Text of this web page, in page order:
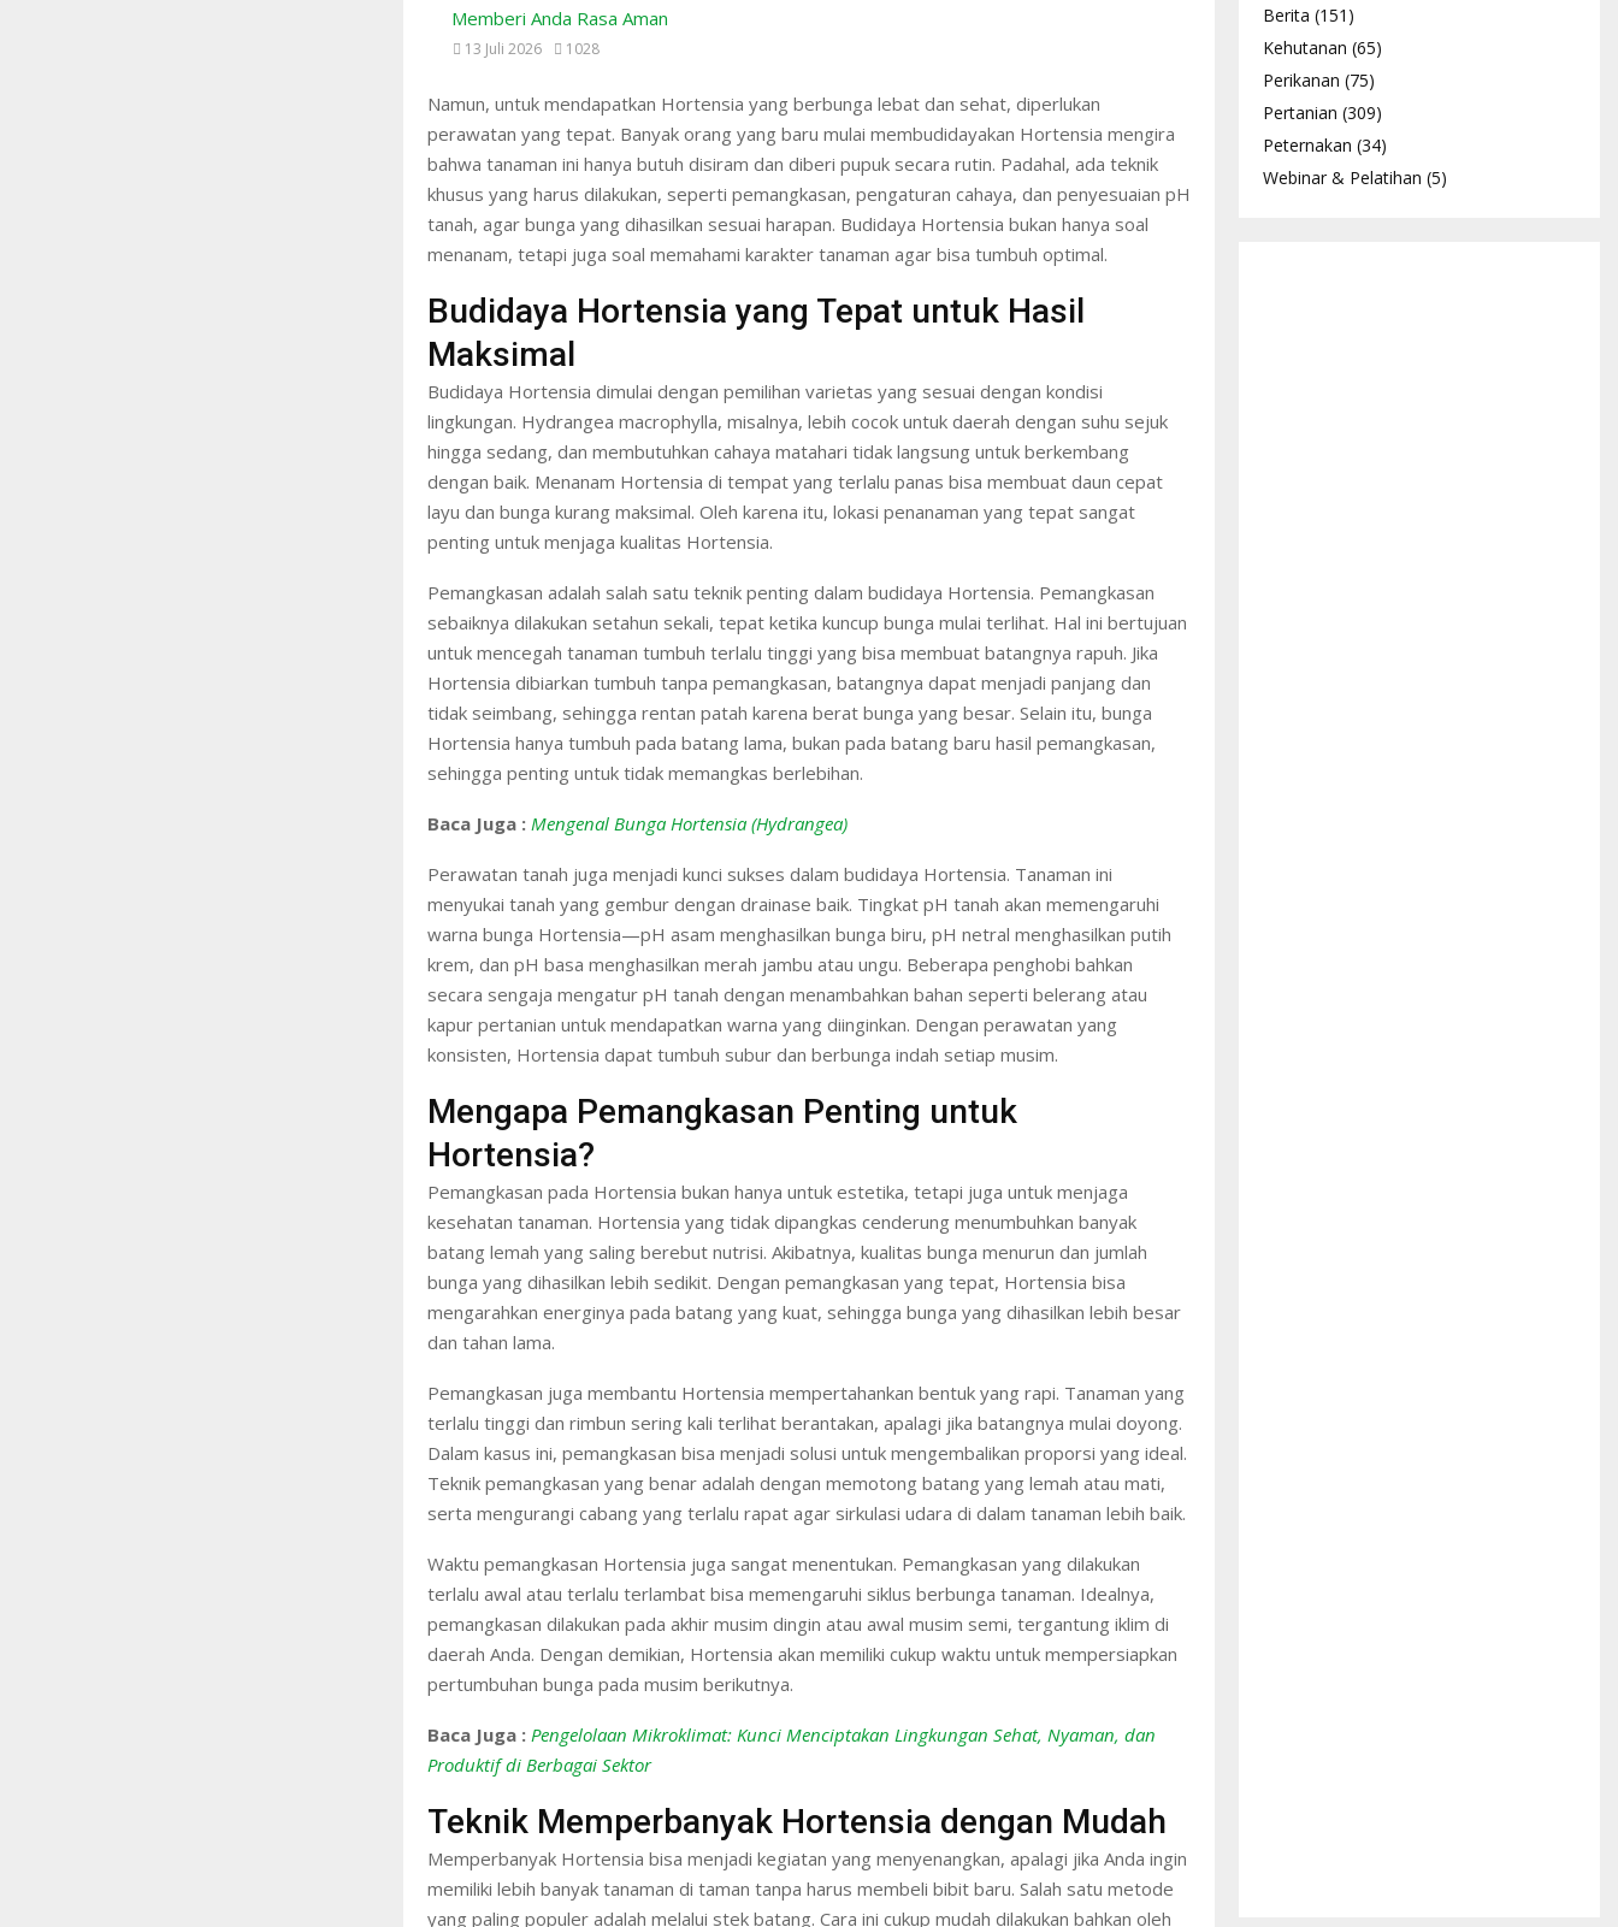
Memberi Anda Rasa Aman
13 Juli 2026 1028
Namun, untuk mendapatkan Hortensia yang berbunga lebat dan sehat, diperlukan
perawatan yang tepat. Banyak orang yang baru mulai membudidayakan Hortensia mengira
bahwa tanaman ini hanya butuh disiram dan diberi pupuk secara rutin. Padahal, ada teknik
khusus yang harus dilakukan, seperti pemangkasan, pengaturan cahaya, dan penyesuaian pH
tanah, agar bunga yang dihasilkan sesuai harapan. Budidaya Hortensia bukan hanya soal
menanam, tetapi juga soal memahami karakter tanaman agar bisa tumbuh optimal.
Budidaya Hortensia yang Tepat untuk Hasil
Maksimal
Budidaya Hortensia dimulai dengan pemilihan varietas yang sesuai dengan kondisi
lingkungan. Hydrangea macrophylla, misalnya, lebih cocok untuk daerah dengan suhu sejuk
hingga sedang, dan membutuhkan cahaya matahari tidak langsung untuk berkembang
dengan baik. Menanam Hortensia di tempat yang terlalu panas bisa membuat daun cepat
layu dan bunga kurang maksimal. Oleh karena itu, lokasi penanaman yang tepat sangat
penting untuk menjaga kualitas Hortensia.
Pemangkasan adalah salah satu teknik penting dalam budidaya Hortensia. Pemangkasan
sebaiknya dilakukan setahun sekali, tepat ketika kuncup bunga mulai terlihat. Hal ini bertujuan
untuk mencegah tanaman tumbuh terlalu tinggi yang bisa membuat batangnya rapuh. Jika
Hortensia dibiarkan tumbuh tanpa pemangkasan, batangnya dapat menjadi panjang dan
tidak seimbang, sehingga rentan patah karena berat bunga yang besar. Selain itu, bunga
Hortensia hanya tumbuh pada batang lama, bukan pada batang baru hasil pemangkasan,
sehingga penting untuk tidak memangkas berlebihan.
Baca Juga : Mengenal Bunga Hortensia (Hydrangea)
Perawatan tanah juga menjadi kunci sukses dalam budidaya Hortensia. Tanaman ini
menyukai tanah yang gembur dengan drainase baik. Tingkat pH tanah akan memengaruhi
warna bunga Hortensia—pH asam menghasilkan bunga biru, pH netral menghasilkan putih
krem, dan pH basa menghasilkan merah jambu atau ungu. Beberapa penghobi bahkan
secara sengaja mengatur pH tanah dengan menambahkan bahan seperti belerang atau
kapur pertanian untuk mendapatkan warna yang diinginkan. Dengan perawatan yang
konsisten, Hortensia dapat tumbuh subur dan berbunga indah setiap musim.
Mengapa Pemangkasan Penting untuk
Hortensia?
Pemangkasan pada Hortensia bukan hanya untuk estetika, tetapi juga untuk menjaga
kesehatan tanaman. Hortensia yang tidak dipangkas cenderung menumbuhkan banyak
batang lemah yang saling berebut nutrisi. Akibatnya, kualitas bunga menurun dan jumlah
bunga yang dihasilkan lebih sedikit. Dengan pemangkasan yang tepat, Hortensia bisa
mengarahkan energinya pada batang yang kuat, sehingga bunga yang dihasilkan lebih besar
dan tahan lama.
Pemangkasan juga membantu Hortensia mempertahankan bentuk yang rapi. Tanaman yang
terlalu tinggi dan rimbun sering kali terlihat berantakan, apalagi jika batangnya mulai doyong.
Dalam kasus ini, pemangkasan bisa menjadi solusi untuk mengembalikan proporsi yang ideal.
Teknik pemangkasan yang benar adalah dengan memotong batang yang lemah atau mati,
serta mengurangi cabang yang terlalu rapat agar sirkulasi udara di dalam tanaman lebih baik.
Waktu pemangkasan Hortensia juga sangat menentukan. Pemangkasan yang dilakukan
terlalu awal atau terlalu terlambat bisa memengaruhi siklus berbunga tanaman. Idealnya,
pemangkasan dilakukan pada akhir musim dingin atau awal musim semi, tergantung iklim di
daerah Anda. Dengan demikian, Hortensia akan memiliki cukup waktu untuk mempersiapkan
pertumbuhan bunga pada musim berikutnya.
Baca Juga : Pengelolaan Mikroklimat: Kunci Menciptakan Lingkungan Sehat, Nyaman, dan
Produktif di Berbagai Sektor
Teknik Memperbanyak Hortensia dengan Mudah
Memperbanyak Hortensia bisa menjadi kegiatan yang menyenangkan, apalagi jika Anda ingin
memiliki lebih banyak tanaman di taman tanpa harus membeli bibit baru. Salah satu metode
yang paling populer adalah melalui stek batang. Cara ini cukup mudah dilakukan bahkan oleh
Berita (151)
Kehutanan (65)
Perikanan (75)
Pertanian (309)
Peternakan (34)
Webinar & Pelatihan (5)